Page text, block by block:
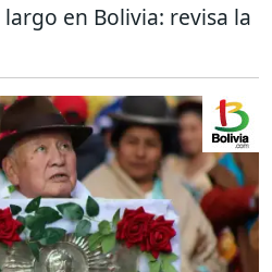
en Bolivia: revisa la